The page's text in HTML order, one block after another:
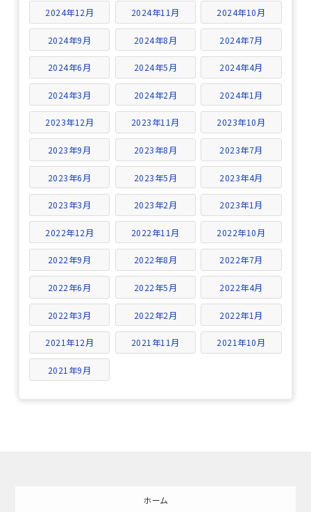
2024年12月 2024年11月 2024年10月
2024年9月 2024年8月 2024年7月
2024年6月 2024年5月 2024年4月
2024年3月 2024年2月 2024年1月
2023年12月 2023年11月 2023年10月
2023年9月 2023年8月 2023年7月
2023年6月 2023年5月 2023年4月
2023年3月 2023年2月 2023年1月
2022年12月 2022年11月 2022年10月
2022年9月 2022年8月 2022年7月
2022年6月 2022年5月 2022年4月
2022年3月 2022年2月 2022年1月
2021年12月 2021年11月 2021年10月
2021年9月
ホーム